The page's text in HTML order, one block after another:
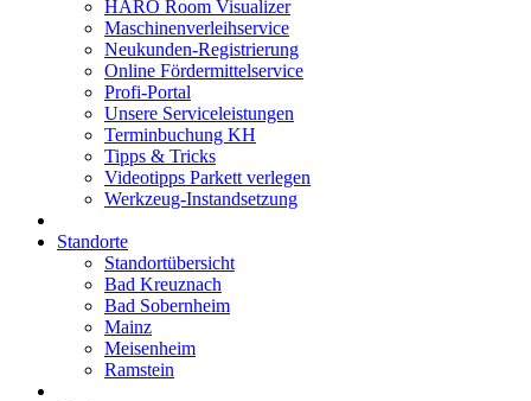
HARO Room Visualizer
Maschinenverleihservice
Neukunden-Registrierung
Online Fördermittelservice
Profi-Portal
Unsere Serviceleistungen
Terminbuchung KH
Tipps & Tricks
Videotipps Parkett verlegen
Werkzeug-Instandsetzung
Standorte
Standortübersicht
Bad Kreuznach
Bad Sobernheim
Mainz
Meisenheim
Ramstein